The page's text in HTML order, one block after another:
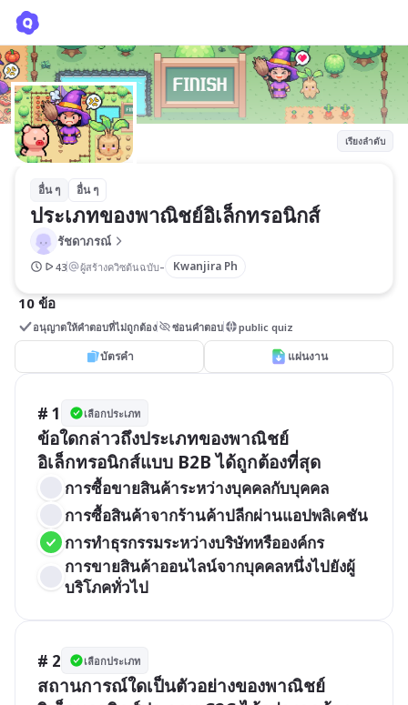
เรียงลำดับ
อื่น ๆ อื่น ๆ
ประเภทของพาณิชย์อิเล็กทรอนิกส์
รัชดาภรณ์
43 ผู้สร้างควิซต้นฉบับ- Kwanjira Ph
10 ข้อ
อนุญาตให้คำตอบที่ไม่ถูกต้อง ซ่อนคำตอบ public quiz
บัตรคำ แผ่นงาน
# 1 เลือกประเภท
ข้อใดกล่าวถึงประเภทของพาณิชย์
อิเล็กทรอนิกส์แบบ B2B ได้ถูกต้องที่สุด
การซื้อขายสินค้าระหว่างบุคคลกับบุคคล
การซื้อสินค้าจากร้านค้าปลีกผ่านแอปพลิเคชัน
การทำธุรกรรมระหว่างบริษัทหรือองค์กร
การขายสินค้าออนไลน์จากบุคคลหนึ่งไปยังผู้
บริโภคทั่วไป
# 2 เลือกประเภท
สถานการณ์ใดเป็นตัวอย่างของพาณิชย์